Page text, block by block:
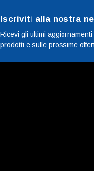
Iscriviti alla nostra
Ricevi gli ultimi
prodotti e sulle prossime